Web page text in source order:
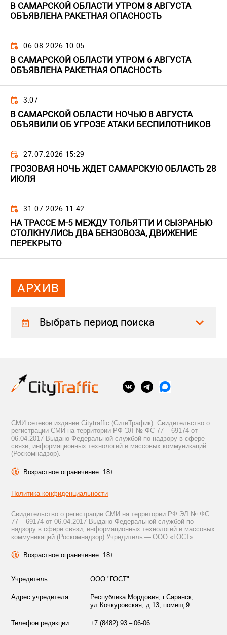
В САМАРСКОЙ ОБЛАСТИ УТРОМ 8 АВГУСТА
ОБЪЯВЛЕНА РАКЕТНАЯ ОПАСНОСТЬ
06.08.2026 10:05
В САМАРСКОЙ ОБЛАСТИ УТРОМ 6 АВГУСТА
ОБЪЯВЛЕНА РАКЕТНАЯ ОПАСНОСТЬ
3:07
В САМАРСКОЙ ОБЛАСТИ НОЧЬЮ 8 АВГУСТА
ОБЪЯВИЛИ ОБ УГРОЗЕ АТАКИ БЕСПИЛОТНИКОВ
27.07.2026 15:29
ГРОЗОВАЯ НОЧЬ ЖДЕТ САМАРСКУЮ ОБЛАСТЬ 28
ИЮЛЯ
31.07.2026 11:42
НА ТРАССЕ М-5 МЕЖДУ ТОЛЬЯТТИ И СЫЗРАНЬЮ
СТОЛКНУЛИСЬ ДВА БЕНЗОВОЗА, ДВИЖЕНИЕ
ПЕРЕКРЫТО
АРХИВ
Выбрать период поиска
СМИ сетевое издание Citytraffic (СитиТрафик). Свидетельство о
регистрации СМИ на территории РФ ЭЛ № ФС 77 – 69174 от
06.04.2017 Выдано Федеральной службой по надзору в сфере
связи, информационных технологий и массовых коммуникаций
(Роскомнадзор).
Возрастное ограничение: 18+
Политика конфиденциальности
Свидетельство о регистрации СМИ на территории РФ ЭЛ № ФС
77 – 69174 от 06.04.2017 Выдано Федеральной службой по
надзору в сфере связи, информационных технологий и массовых
коммуникаций (Роскомнадзор) Учредитель — ООО «ГОСТ»
Возрастное ограничение: 18+
Учредитель: ООО "ГОСТ"
Адрес учредителя:
Республика Мордовия, г.Саранск,
ул.Кочкуровская, д.13, помещ.9
Телефон редакции: +7 (8482) 93 – 06-06